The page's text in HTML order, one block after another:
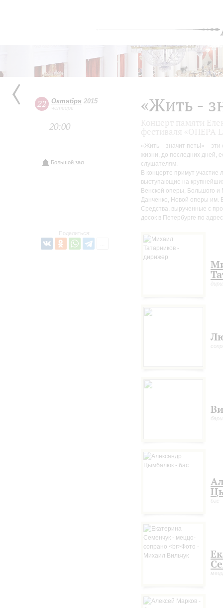
22 Октября 2015
четверг
20:00
Большой зал
Поделиться:
«Жить -
«Жить – значит петь!» –
жизни, до последних дней,
слушателям.
В концерте примут участие
выступающие на
Венской оперы, Большого
Данченко, Новой оперы им.
Средства, вырученные с
досок в Петербурге по
бас